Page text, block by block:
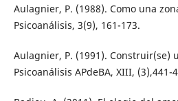
Aulagnier, P. (1988). Como una
Psicoanálisis, 3(9), 161-173.
Aulagnier, P. (1991). Construir(se)
Psicoanálisis APdeBA, XIII, (3),441-